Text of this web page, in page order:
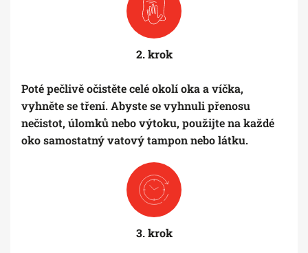
2. krok
Poté pečlivě očistěte celé okolí oka a víčka,
vyhněte se tření. Abyste se vyhnuli přenosu
nečistot, úlomků nebo výtoku, použijte na každé
oko samostatný vatový tampon nebo látku.
3. krok